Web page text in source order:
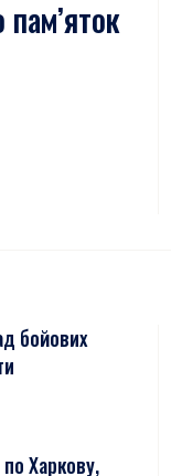
пам’яток
бойових
Харкову,